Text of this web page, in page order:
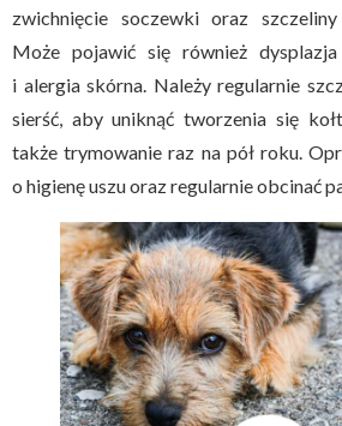
zwichnięcie soczewki oraz
Może pojawić się również
i alergia skórna. Należy regularnie
sierść, aby uniknąć tworzenia się
także trymowanie raz na pół roku.
o higienę uszu oraz regularnie obcinać